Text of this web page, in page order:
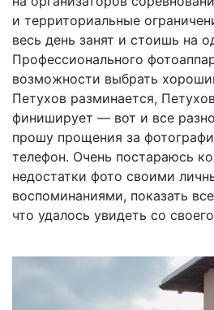
и территориальные
весь день занят и стоишь на
Профессионального
возможности выбрать
Петухов разминается,
финиширует — вот и все
прошу прощения за
телефон. Очень постараюсь
недостатки фото своими
воспоминаниями, показать
что удалось увидеть со